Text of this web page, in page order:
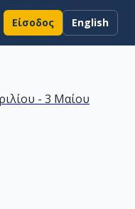
Είσοδος English
- 3 Μαίου